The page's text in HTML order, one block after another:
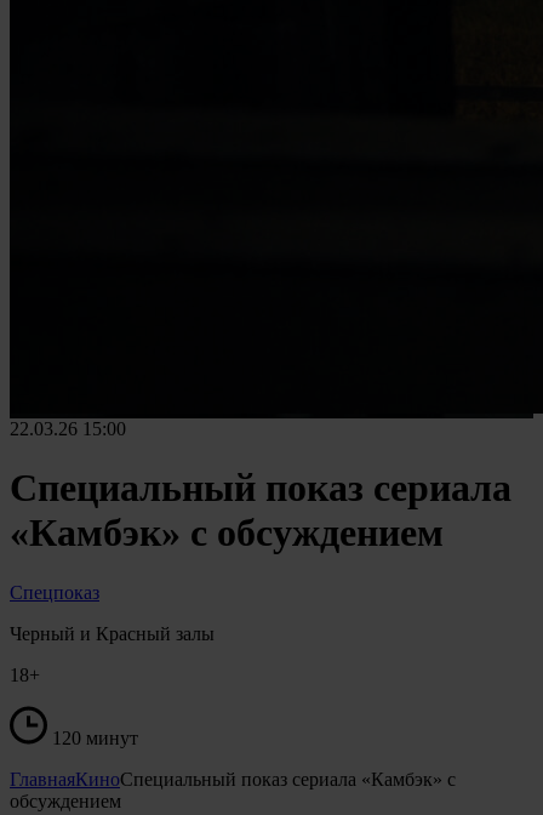
22.03.26 15:00
Специальный показ сериала
«Камбэк» с обсуждением
Спецпоказ
Черный и Красный залы
18+
120 минут
ГлавнаяКиноСпециальный показ сериала «Камбэк» с
обсуждением